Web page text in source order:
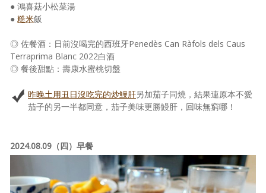
● 鴻喜菇小松菜湯
● 糙米飯
◎ 佐餐酒：日前沒喝完的西班牙Penedès Can Ràfols dels Caus
Terraprima Blanc 2022白酒
◎ 餐後甜點：壽康水蜜桃切盤
昨晚土用丑日沒吃完的炒鰻肝另加茄子同燒，結果連原本不愛
茄子的另一半都同意，茄子美味更勝鰻肝，回味無窮哪！
2024.08.09（四）早餐